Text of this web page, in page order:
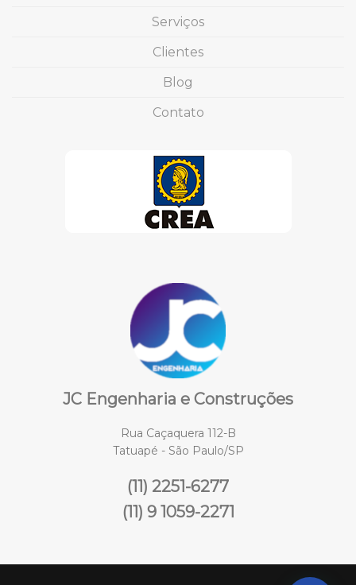
Serviços
Clientes
Blog
Contato
JC Engenharia e Construções
Rua Caçaquera 112-B
Tatuapé - São Paulo/SP
(11) 2251-6277
(11) 9 1059-2271